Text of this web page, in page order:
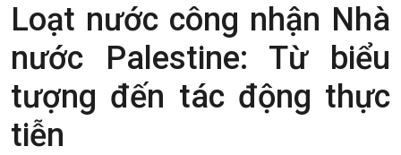
Giới thiệu
Thời sự
Loạt nước công nhận Nhà
nước Palestine: Từ biểu
tượng đến tác động thực
tiễn